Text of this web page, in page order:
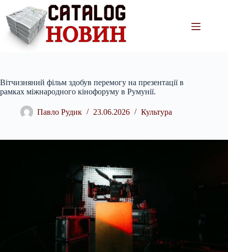
вмісту
Вітчизняний фільм здобув перемогу на презентації в
рамках міжнародного кінофоруму в Румунії.
Павло Рудик 23.06.2026 Культура